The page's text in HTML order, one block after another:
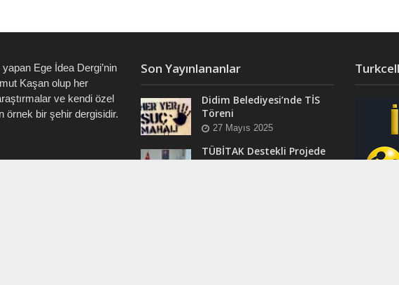
yapan Ege İdea Dergi’nin
Kaşan olup her
ve kendi özel
örnek bir şehir dergisidir.
Son Yayınlananlar
Didim Belediyesi’nde TİS
Töreni
27 Mayıs 2025
TÜBİTAK Destekli Projede
Didim’de ve Tüm Aydın’da